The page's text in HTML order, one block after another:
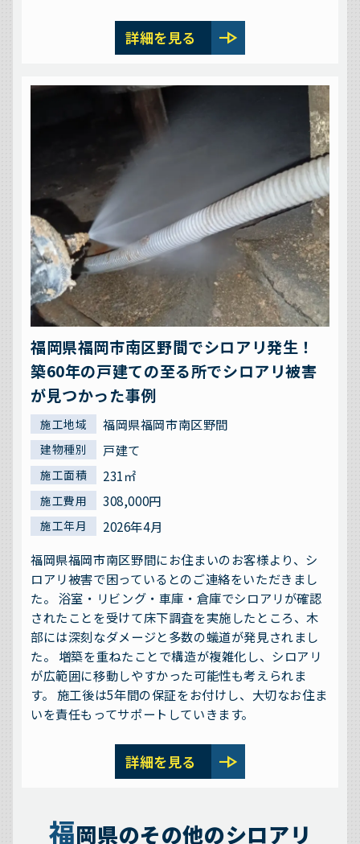
詳細を見る line_end_arrow
福岡県福岡市南区野間でシロアリ発生！
築60年の戸建ての至る所でシロアリ被害
が見つかった事例
施工地域 福岡県福岡市南区野間
建物種別 戸建て
施工面積 231㎡
施工費用 308,000円
施工年月
2026年4月
福岡県福岡市南区野間にお住まいのお客様より、シ
ロアリ被害で困っているとのご連絡をいただきまし
た。 浴室・リビング・車庫・倉庫でシロアリが確認
されたことを受けて床下調査を実施したところ、木
部には深刻なダメージと多数の蟻道が発見されまし
た。 増築を重ねたことで構造が複雑化し、シロアリ
が広範囲に移動しやすかった可能性も考えられま
す。 施工後は5年間の保証をお付けし、大切なお住ま
いを責任もってサポートしていきます。
詳細を見る line_end_arrow
福岡県のその他のシロアリ